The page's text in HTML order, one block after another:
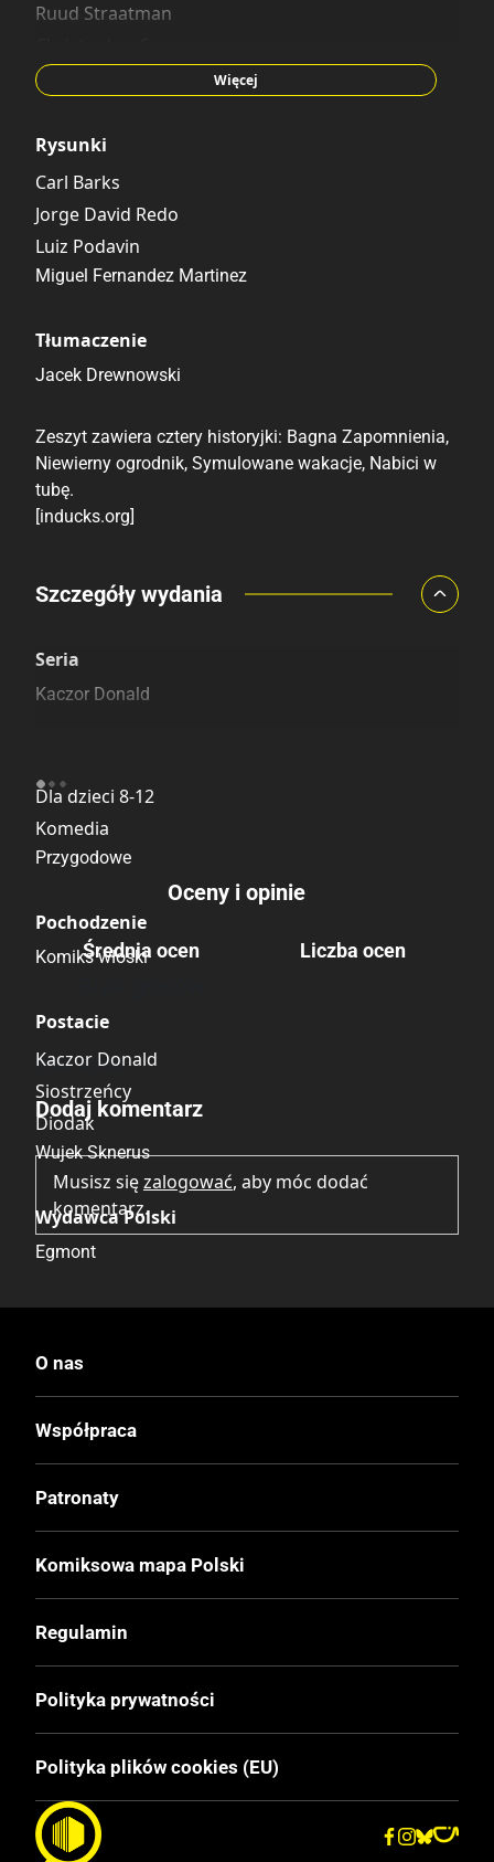
Ruud Straatman
Thomas Schrøder
Więcej
Rysunki
Carl Barks
Jorge David Redo
Luiz Podavin
Miguel Fernandez Martinez
Tłumaczenie
Jacek Drewnowski
Zeszyt zawiera cztery historyjki: Bagna Zapomnienia,
Niewierny ogrodnik, Symulowane wakacje, Nabici w
tubę.
[inducks.org]
Porównaj ceny
Szczegóły wydania
Seria
Kaczor Donald
Dla dzieci 8-12
Komedia
Przygodowe
Pochodzenie
Komiks włoski
Postacie
Kaczor Donald
Siostrzeńcy
Diodak
Wujek Sknerus
Wydawca Polski
Egmont
Ehapa Verlag
Data Wydania
I
Druk
Miękka
Format
170x260 mm
Oceny i opinie
Średnia ocen Liczba ocen
Brak opinii.
Dodaj komentarz
Musisz sięzalogować, aby móc dodać
komentarz.
O nas
Współpraca
Patronaty
Komiksowa mapa Polski
Regulamin
Polityka prywatności
Polityka plików cookies (EU)